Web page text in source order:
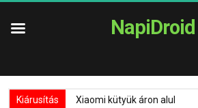
NapiDroid
Kiárusítás Xiaomi kütyük áron alul